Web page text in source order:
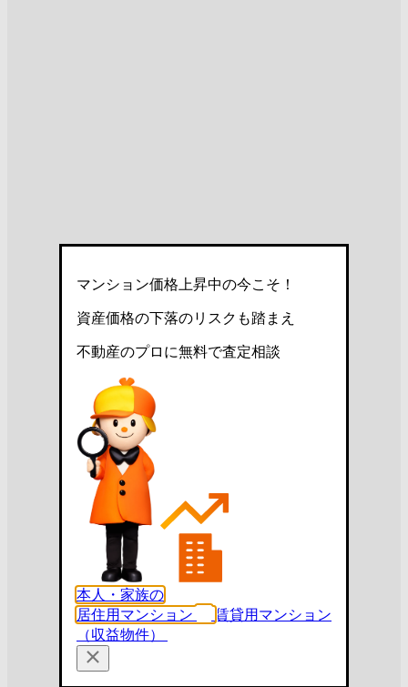
マンション価格上昇中の今こそ！
資産価格の下落のリスクも踏まえ
不動産のプロに無料で査定相談
本人・家族の
居住用マンション
賃貸用マンション
（収益物件）